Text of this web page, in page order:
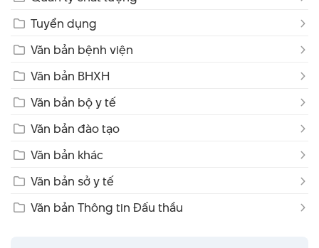
Tuyển dụng
Văn bản bệnh viện
Văn bản BHXH
Văn bản bộ y tế
Văn bản đào tạo
Văn bản khác
Văn bản sở y tế
Văn bản Thông tin Đấu thầu